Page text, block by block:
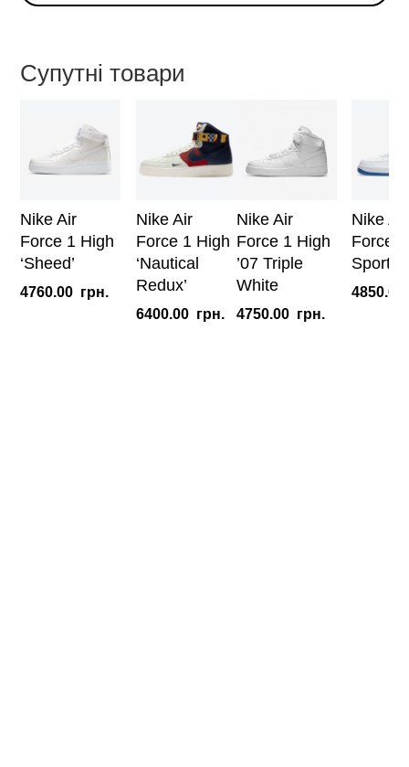
Dreams'
Супутні товари
Nike Air
Force 1 High
‘Sheed’
4760.00 грн.
Nike Air
Force 1 High
‘Nautical
Redux’
6400.00 грн.
Nike Air
Force 1 High
’07 Triple
White
4750.00 грн.
Nike Air
Force
Sport
4850.00